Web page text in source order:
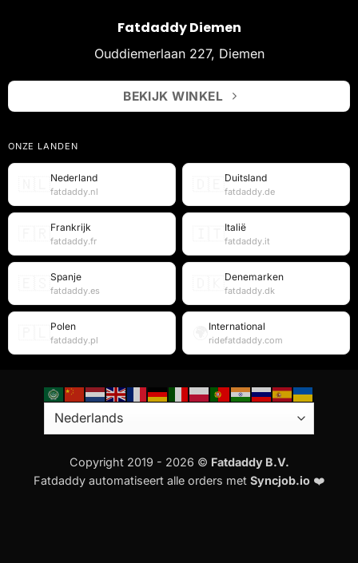
Fatdaddy Diemen
Ouddiemerlaan 227, Diemen
BEKIJK WINKEL
ONZE LANDEN
Nederland
fatdaddy.nl
Duitsland
fatdaddy.de
Frankrijk
fatdaddy.fr
Italië
fatdaddy.it
Spanje
fatdaddy.es
Denemarken
fatdaddy.dk
Polen
fatdaddy.pl
International
ridefatdaddy.com
Copyright 2019 - 2026 © Fatdaddy B.V.
Fatdaddy automatiseert alle orders met Syncjob.io ❤️